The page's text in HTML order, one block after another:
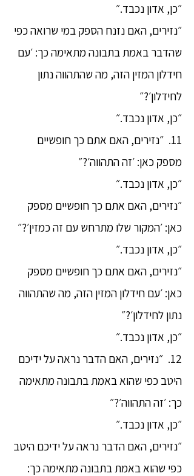
״כן, אדון נכבד.״
״נזירים, האם נזנח הספק במי שרואה כפי
שהדבר באמת בתבונה מתאימה כך: ׳עם
חידלון המזין הזה, מה שהתהווה נתון
לחידלון׳?״
״כן, אדון נכבד.״
11. ״נזירים, האם אתם כך חופשיים
מספק כאן: ׳זה התהווה׳?״
״כן, אדון נכבד.״
״נזירים, האם אתם כך חופשיים מספק
כאן: ׳המקור שלו מתרחש עם זה כמזין׳?״
״כן, אדון נכבד.״
״נזירים, האם אתם כך חופשיים מספק
כאן: ׳עם חידלון המזין הזה, מה שהתהווה
נתון לחידלון׳?״
״כן, אדון נכבד.״
12. ״נזירים, האם הדבר נראה על ידיכם
היטב כפי שהוא באמת בתבונה מתאימה
כך: ׳זה התהווה׳?״
״כן, אדון נכבד.״
״נזירים, האם הדבר נראה על ידיכם היטב
כפי שהוא באמת בתבונה מתאימה כך: